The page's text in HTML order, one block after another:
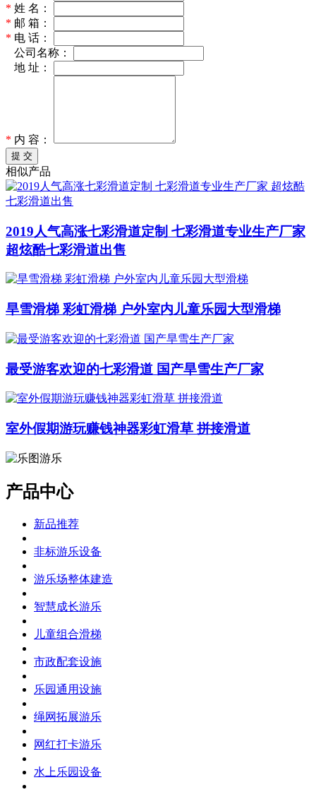
* 姓 名：
* 邮 箱：
* 电 话：
公司名称：
地 址：
* 内 容：
提 交
相似产品
2019人气高涨七彩滑道定制 七彩滑道专业生产厂家
超炫酷七彩滑道出售
旱雪滑梯 彩虹滑梯 户外室内儿童乐园大型滑梯
最受游客欢迎的七彩滑道 国产旱雪生产厂家
室外假期游玩赚钱神器彩虹滑草 拼接滑道
产品中心
新品推荐
非标游乐设备
游乐场整体建造
智慧成长游乐
儿童组合滑梯
市政配套设施
乐园通用设施
绳网拓展游乐
网红打卡游乐
水上乐园设备